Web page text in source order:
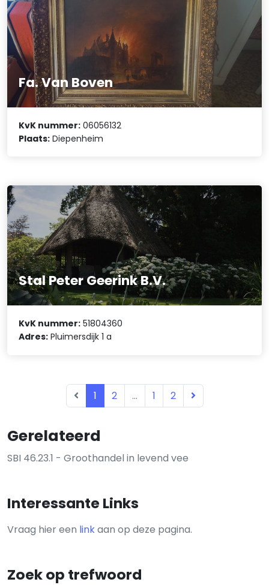
Gerelateerd
SBI 46.23.1 - Groothandel in levend vee
Interessante Links
Vraag hier een linkaan op deze pagina.
Zoek op trefwoord
Fa. Van Boven
KvK nummer: 06056132
Plaats: Diepenheim
Stal Peter Geerink B.V.
KvK nummer: 51804360
Adres: Pluimersdijk 1 a
1 2 ... 1 2